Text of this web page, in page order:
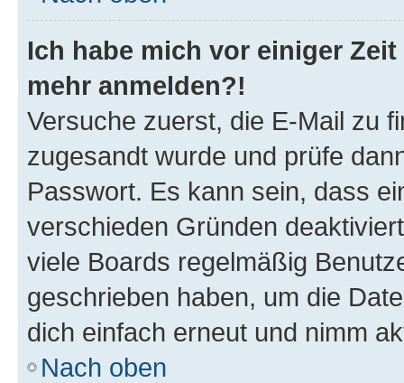
Ich habe mich vor einiger
mehr anmelden?!
Versuche zuerst, die E-Mail zu
zugesandt wurde und prüfe
Passwort. Es kann sein, dass
verschieden Gründen
viele Boards regelmäßig
geschrieben haben, um die
dich einfach erneut und nimm
Nach oben